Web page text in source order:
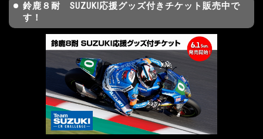
鈴鹿８耐 SUZUKI応援グッズ付きチケット販売中で
す！